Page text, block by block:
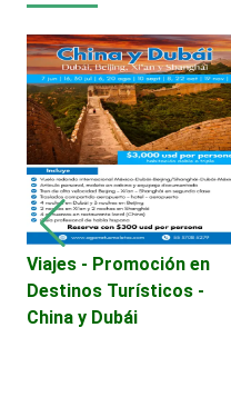
Desarrollo de
Desperdicios
Dulcerías
Edecanes
Viajes - Promoción en
Destinos Turísticos -
China y Dubái